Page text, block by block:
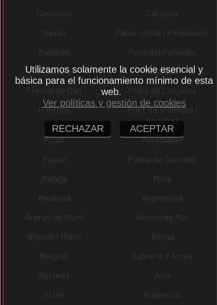
Castellcir
Cardona
Navas
Palau-solità i Plegamans
Palafolls
Pacs del Penedès
Rellinars
Rajadell
Premià de Dalt
Prats de Lluçanès
Pontons
Pont de Vilomara i
Rocafort
Pujalt
Puigdàlber
Papiol
Palma de Cervelló
Pallejà
Moià
Mediona
Argentona
Arenys de Munt
Arenys de Mar
Bigues i Riells
Berga
Bellprat
Cabrera d´Anoia
Borredà
Avià
Artés
Argençola
Utilizamos solamente la cookie esencial y
básica para el funcionamiento mínimo de esta
web.
Ver políticas y gestión de cookies
RECHAZAR ACEPTAR